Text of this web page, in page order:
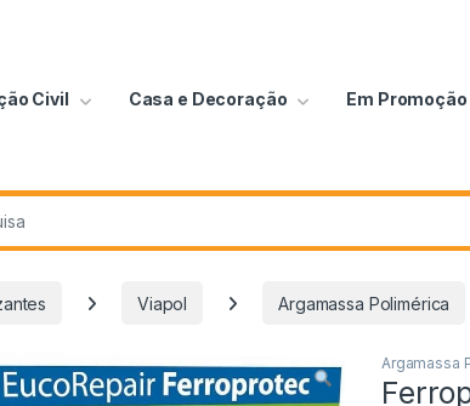
Civil Casa e Decoração Em Promoção
Viapol Argamassa Polimérica
Argamassa